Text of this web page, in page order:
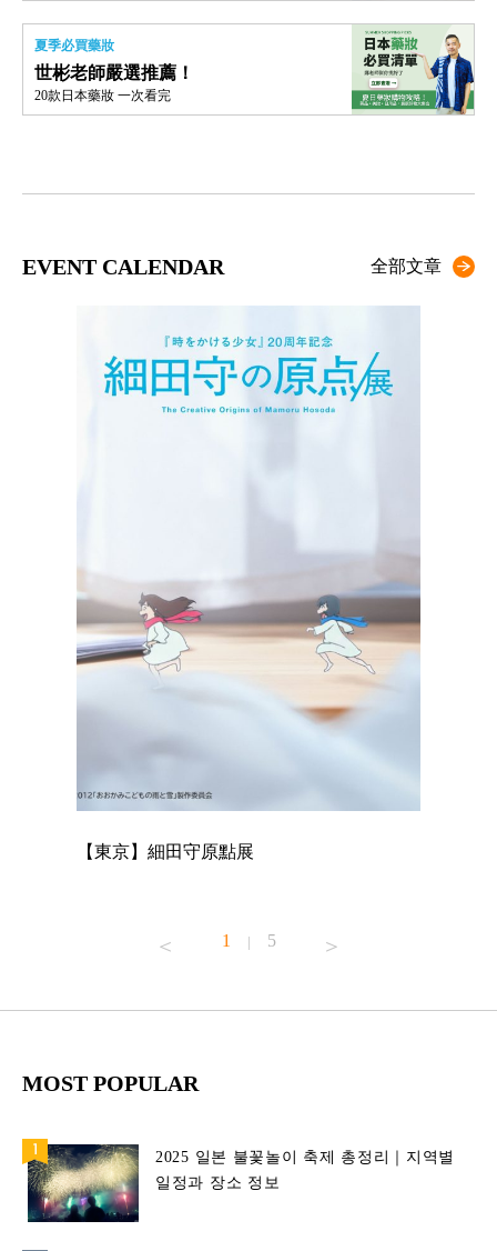
夏季必買藥妝
世彬老師嚴選推薦！
20款日本藥妝 一次看完
EVENT CALENDAR 全部文章
【東京】細田守原點展
1 | 5
MOST POPULAR
2025 일본 불꽃놀이 축제 총정리｜지역별
일정과 장소 정보